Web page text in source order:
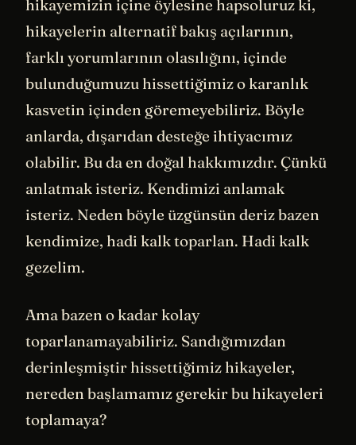
hikayemizin içine öylesine hapsoluruz ki,
hikayelerin alternatif bakış açılarının,
farklı yorumlarının olasılığını, içinde
bulunduğumuzu hissettiğimiz o karanlık
kasvetin içinden göremeyebiliriz. Böyle
anlarda, dışarıdan desteğe ihtiyacımız
olabilir. Bu da en doğal hakkımızdır. Çünkü
anlatmak isteriz. Kendimizi anlamak
isteriz. Neden böyle üzgünsün deriz bazen
kendimize, hadi kalk toparlan. Hadi kalk
gezelim.
Ama bazen o kadar kolay
toparlanamayabiliriz. Sandığımızdan
derinleşmiştir hissettiğimiz hikayeler,
nereden başlamamız gerekir bu hikayeleri
toplamaya?